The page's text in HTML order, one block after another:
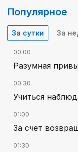
Популярное
За сутки За
00:00
Разумная
00:30
Учиться
01:00
За счет
01:30